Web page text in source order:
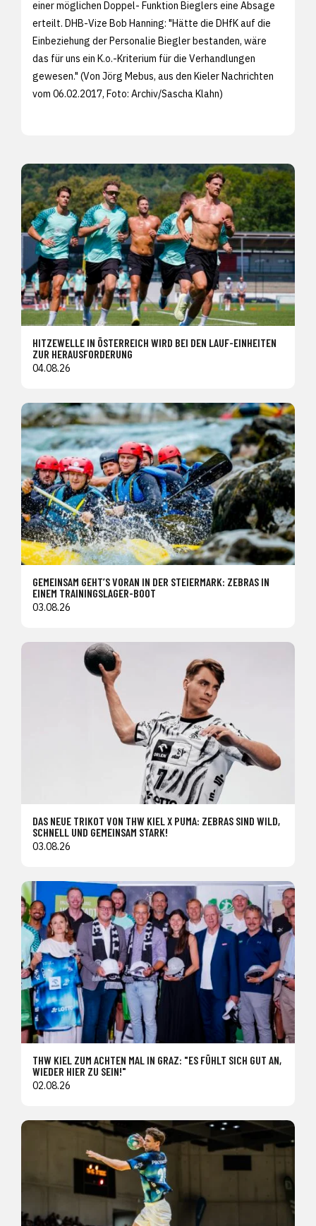
einer möglichen Doppel- Funktion Bieglers eine Absage
erteilt. DHB-Vize Bob Hanning: "Hätte die DHfK auf die
Einbeziehung der Personalie Biegler bestanden, wäre
das für uns ein K.o.-Kriterium für die Verhandlungen
gewesen." (Von Jörg Mebus, aus den Kieler Nachrichten
vom 06.02.2017, Foto: Archiv/Sascha Klahn)
HITZEWELLE IN ÖSTERREICH WIRD BEI DEN LAUF-EINHEITEN
ZUR HERAUSFORDERUNG
04.08.26
GEMEINSAM GEHT’S VORAN IN DER STEIERMARK: ZEBRAS IN
EINEM TRAININGSLAGER-BOOT
03.08.26
DAS NEUE TRIKOT VON THW KIEL X PUMA: ZEBRAS SIND WILD,
SCHNELL UND GEMEINSAM STARK!
03.08.26
THW KIEL ZUM ACHTEN MAL IN GRAZ: "ES FÜHLT SICH GUT AN,
WIEDER HIER ZU SEIN!"
02.08.26